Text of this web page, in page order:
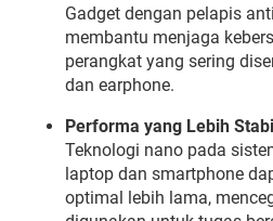
Gadget dengan pelapis
membantu menjaga
perangkat yang sering
dan earphone.
Performa yang Lebih
Teknologi nano pada
laptop dan smartphone
optimal lebih lama,